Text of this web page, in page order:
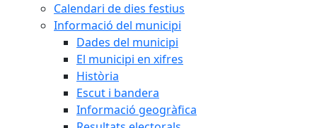
Calendari de dies festius
Informació del municipi
Dades del municipi
El municipi en xifres
Història
Escut i bandera
Informació geogràfica